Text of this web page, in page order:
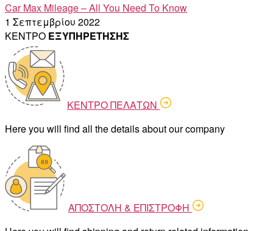
Car Max Mileage – All You Need To Know
1 Σεπτεμβρίου 2022
ΚΕΝΤΡΟ ΕΞΥΠΗΡΕΤΗΣΗΣ
ΚΕΝΤΡΟ ΠΕΛΑΤΩΝ
Here you will find all the details about our company
ΑΠΟΣΤΟΛΗ & ΕΠΙΣΤΡΟΦΗ